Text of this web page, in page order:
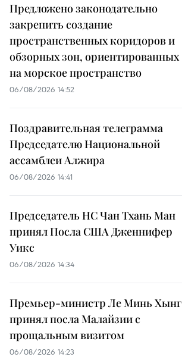
Предложено законодательно
закрепить создание
пространственных коридоров и
обзорных зон, ориентированных
на морское пространство
06/08/2026 14:52
Поздравительная телеграмма
Председателю Национальной
ассамблеи Алжира
06/08/2026 14:41
Председатель НС Чан Тхань Ман
принял Посла США Дженнифер
Уикс
06/08/2026 14:34
Премьер-министр Ле Минь Хынг
принял посла Малайзии с
прощальным визитом
06/08/2026 14:23